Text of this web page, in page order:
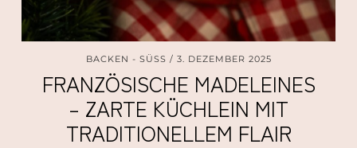
BACKEN - SÜSS 3. DEZEMBER 2025
FRANZÖSISCHE MADELEINES
– ZARTE KÜCHLEIN MIT
TRADITIONELLEM FLAIR